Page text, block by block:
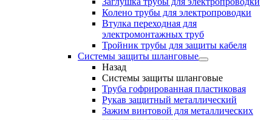
Колено трубы для электропроводки
Втулка переходная для
электромонтажных труб
Тройник трубы для защиты кабеля
Системы защиты шланговые
Назад
Системы защиты шланговые
Труба гофрированная пластиковая
Рукав защитный металлический
Зажим винтовой для металлических